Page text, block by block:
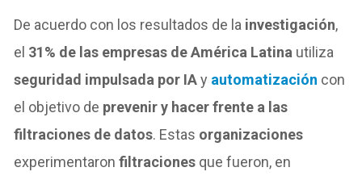
De acuerdo con los resultados de la investigación,
el 31% de las empresas de América Latina utiliza
seguridad impulsada por IAy automatización con
el objetivo de prevenir y hacer frente a las
filtraciones de datos. Estas organizaciones
experimentaronfiltraciones que fueron, en